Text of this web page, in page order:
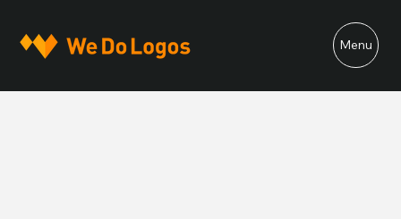
Menu